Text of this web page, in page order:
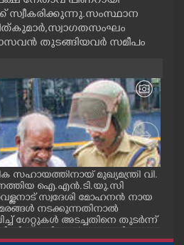
സ്വീകരിക്കുന്നു.സംസ്ഥാന
തുടങ്ങിയവർ സമീപം
സഹായത്തിനായ് മുഖ്യമന്ത്രി വി.
ഐ.എൻ.ടി.യു.സി
സ്വദേശി മോഹനൻ നായ
നടക്കുന്നതിനാൽ
ഗേറ്റുകൾ അടച്ചതിനെ തുടർന്ന്